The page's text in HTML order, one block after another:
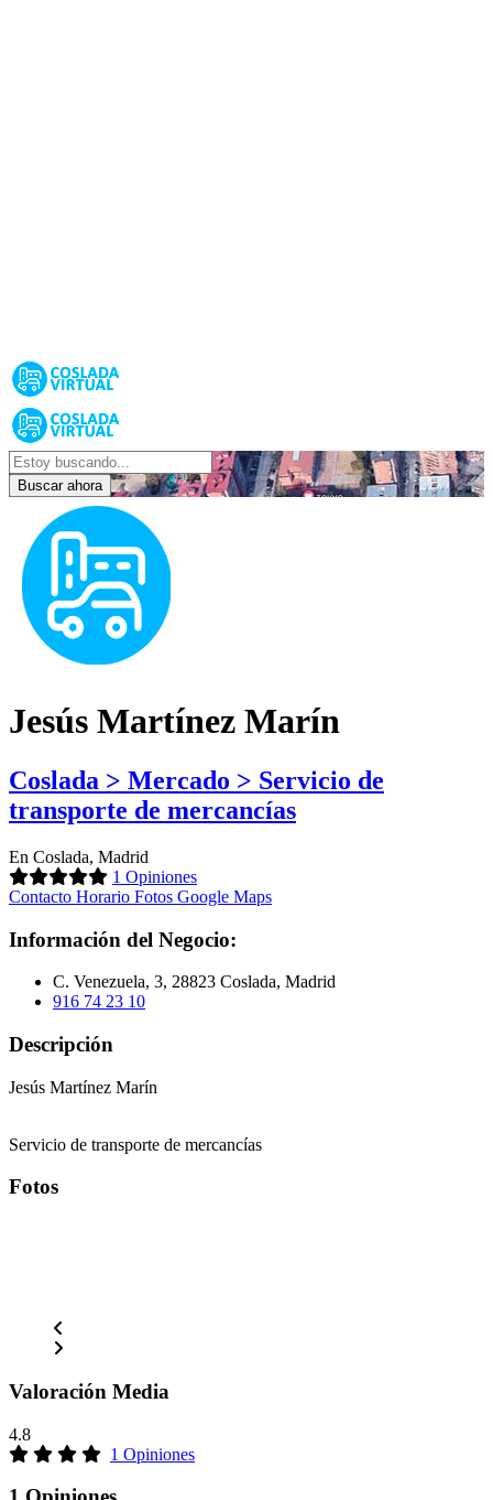
Buscar ahora
Jesús Martínez Marín
Coslada > Mercado > Servicio de
transporte de mercancías
En Coslada, Madrid
1 Opiniones
Contacto Horario Fotos Google Maps
Información del Negocio:
C. Venezuela, 3, 28823 Coslada, Madrid
916 74 23 10
Descripción
Jesús Martínez Marín
Servicio de transporte de mercancías
Fotos
Valoración Media
4.8
1 Opiniones